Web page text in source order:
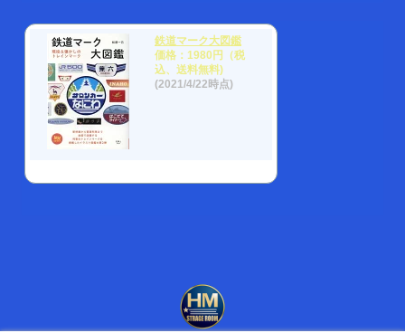
鉄道マーク大図鑑
価格：1980円（税
込、送料無料)
(2021/4/22時点)